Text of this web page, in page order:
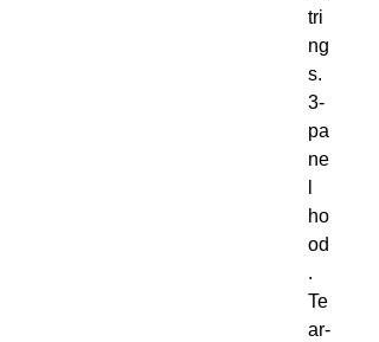
tri
ng
s.
3-
pa
ne
ho
od
.
Te
ar-